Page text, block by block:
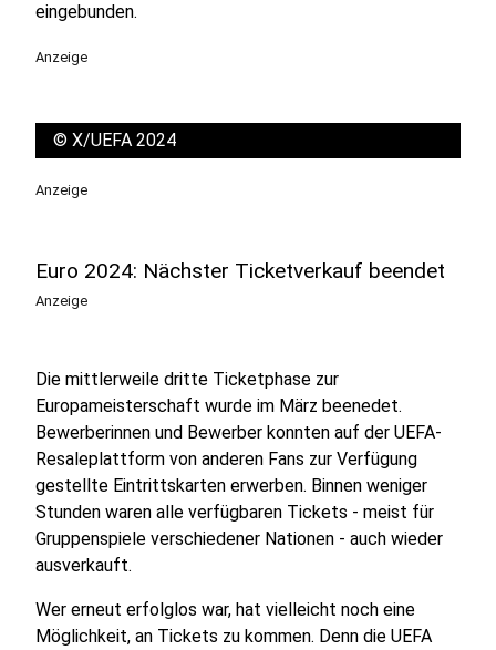
eingebunden.
Anzeige
© X/UEFA 2024
Anzeige
Euro 2024: Nächster Ticketverkauf beendet
Anzeige
Die mittlerweile dritte Ticketphase zur
Europameisterschaft wurde im März beenedet.
Bewerberinnen und Bewerber konnten auf der UEFA-
Resaleplattform von anderen Fans zur Verfügung
gestellte Eintrittskarten erwerben. Binnen weniger
Stunden waren alle verfügbaren Tickets - meist für
Gruppenspiele verschiedener Nationen - auch wieder
ausverkauft.
Wer erneut erfolglos war, hat vielleicht noch eine
Möglichkeit, an Tickets zu kommen. Denn die UEFA